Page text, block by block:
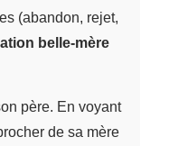
(abandon, rejet,
belle-mère
père. En voyant
de sa mère